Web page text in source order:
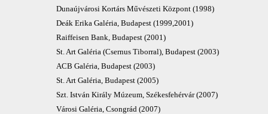
Dunaújvárosi Kortárs Művészeti Központ (1998)
Deák Erika Galéria, Budapest (1999,2001)
Raiffeisen Bank, Budapest (2001)
St. Art Galéria (Csernus Tiborral), Budapest (2003)
ACB Galéria, Budapest (2003)
St. Art Galéria, Budapest (2005)
Szt. István Király Múzeum, Székesfehérvár (2007)
Városi Galéria, Csongrád (2007)